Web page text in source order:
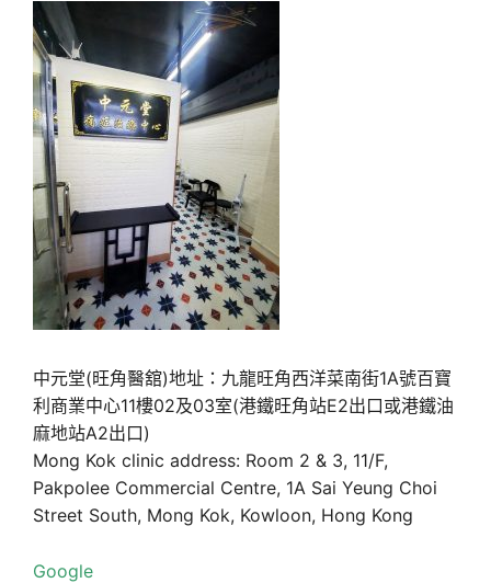
中元堂(旺角醫舘)地址：九龍旺角西洋菜南街1A號百寶
利商業中心11樓02及03室(港鐵旺角站E2出口或港鐵油
麻地站A2出口)
Mong Kok clinic address: Room 2 & 3, 11/F,
Pakpolee Commercial Centre, 1A Sai Yeung Choi
Street South, Mong Kok, Kowloon, Hong Kong
Google